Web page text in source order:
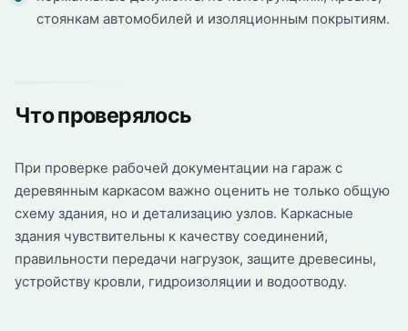
стоянкам автомобилей и изоляционным покрытиям.
Что проверялось
При проверке рабочей документации на гараж с
деревянным каркасом важно оценить не только общую
схему здания, но и детализацию узлов. Каркасные
здания чувствительны к качеству соединений,
правильности передачи нагрузок, защите древесины,
устройству кровли, гидроизоляции и водоотводу.